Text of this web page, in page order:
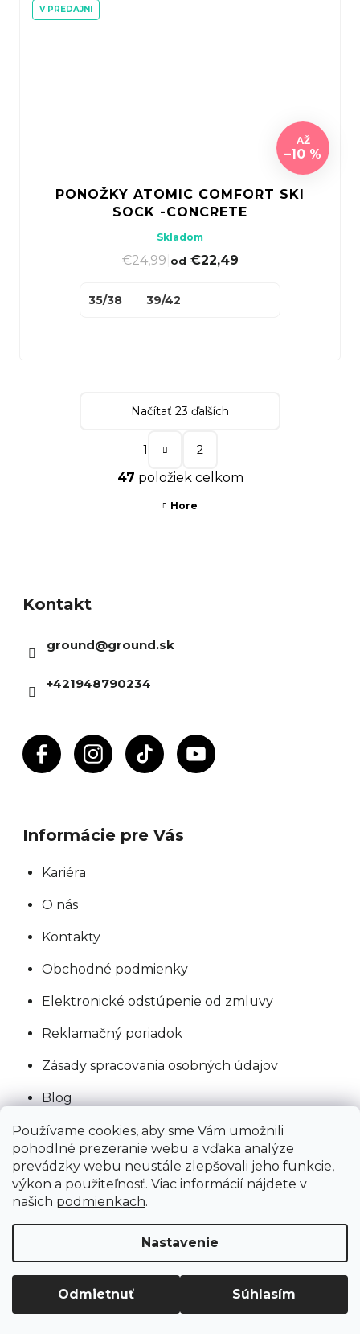
Používame cookies, aby sme Vám umožnili
pohodlné prezeranie webu a vďaka analýze
prevádzky webu neustále zlepšovali jeho funkcie,
výkon a použiteľnosť. Viac informácií nájdete v
našich podmienkach.
Nastavenie
Odmietnuť Súhlasím
V PREDAJNI
AŽ
–10 %
PONOŽKY ATOMIC COMFORT SKI
SOCK -CONCRETE
Skladom
€24,99| od €22,49
35/38 39/42
O
l
k
y
p
Načítať 23 ďalších
r
á
1 2
47 položiek celkom
Hore
Kontakt
ground@ground.sk
+421948790234
Informácie pre Vás
Kariéra
O nás
Kontakty
Obchodné podmienky
Elektronické odstúpenie od zmluvy
Reklamačný poriadok
Zásady spracovania osobných údajov
Blog
Servis
Ako sa dostať do novej predajne Ground?
Ground vernostný program
Blog
Ako vybrať bicykel: kompletný